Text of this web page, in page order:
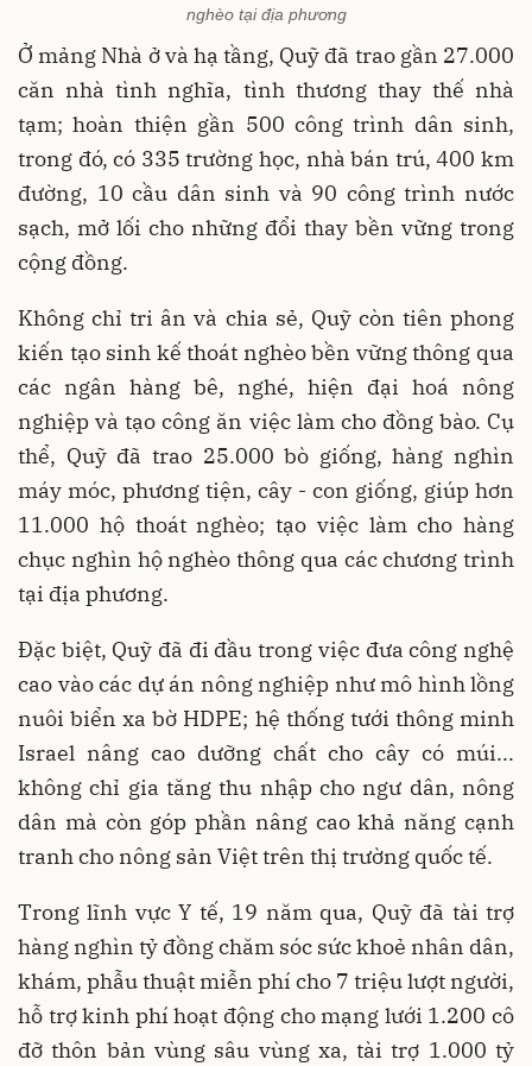
nghèo tại địa phương
Ở mảng Nhà ở và hạ tầng, Quỹ đã trao gần 27.000
căn nhà tình nghĩa, tình thương thay thế nhà
tạm; hoàn thiện gần 500 công trình dân sinh,
trong đó, có 335 trường học, nhà bán trú, 400 km
đường, 10 cầu dân sinh và 90 công trình nước
sạch, mở lối cho những đổi thay bền vững trong
cộng đồng.
Không chỉ tri ân và chia sẻ, Quỹ còn tiên phong
kiến tạo sinh kế thoát nghèo bền vững thông qua
các ngân hàng bê, nghé, hiện đại hoá nông
nghiệp và tạo công ăn việc làm cho đồng bào. Cụ
thể, Quỹ đã trao 25.000 bò giống, hàng nghìn
máy móc, phương tiện, cây - con giống, giúp hơn
11.000 hộ thoát nghèo; tạo việc làm cho hàng
chục nghìn hộ nghèo thông qua các chương trình
tại địa phương.
Đặc biệt, Quỹ đã đi đầu trong việc đưa công nghệ
cao vào các dự án nông nghiệp như mô hình lồng
nuôi biển xa bờ HDPE; hệ thống tưới thông minh
Israel nâng cao dưỡng chất cho cây có múi...
không chỉ gia tăng thu nhập cho ngư dân, nông
dân mà còn góp phần nâng cao khả năng cạnh
tranh cho nông sản Việt trên thị trường quốc tế.
Trong lĩnh vực Y tế, 19 năm qua, Quỹ đã tài trợ
hàng nghìn tỷ đồng chăm sóc sức khoẻ nhân dân,
khám, phẫu thuật miễn phí cho 7 triệu lượt người,
hỗ trợ kinh phí hoạt động cho mạng lưới 1.200 cô
đỡ thôn bản vùng sâu vùng xa, tài trợ 1.000 tỷ